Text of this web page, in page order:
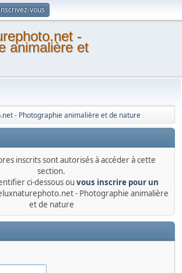
vous
-
animalière et
- Photographie animalière et de nature
inscrits sont autorisés à accéder à cette
section.
ci-dessous ou vous inscrire pour un
- Photographie animalière
et de nature